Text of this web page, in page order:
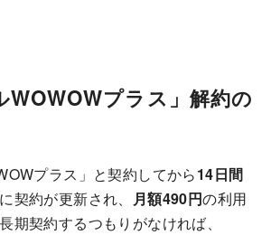
WOWOWプラス」解約の
プラス」と契約してから14日間
契約が更新され、
月額490円の利用
期契約するつもりがなければ、